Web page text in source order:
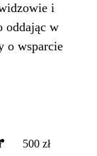
i
oddając w
o wsparcie
500 zł